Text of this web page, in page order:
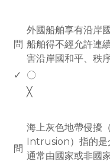
問
外國船舶享有沿岸
船舶得不經允許連
害沿岸國和平、秩
✓
〇
╳
問
海上灰色地帶侵
Intrusion）指的是
通常由國家或非國